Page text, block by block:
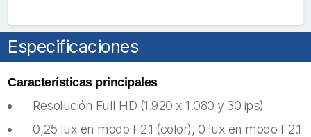
Especificaciones
Características principales
Resolución Full HD (1.920 x 1.080 y 30 ips)
0,25 lux en modo F2.1 (color), 0 lux en modo F2.1